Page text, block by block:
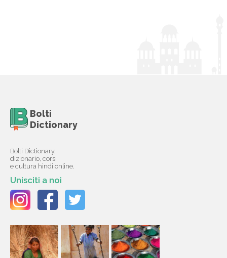
Bolti
Dictionary
Bolti Dictionary,
dizionario, corsi
e cultura hindi online.
Unisciti a noi